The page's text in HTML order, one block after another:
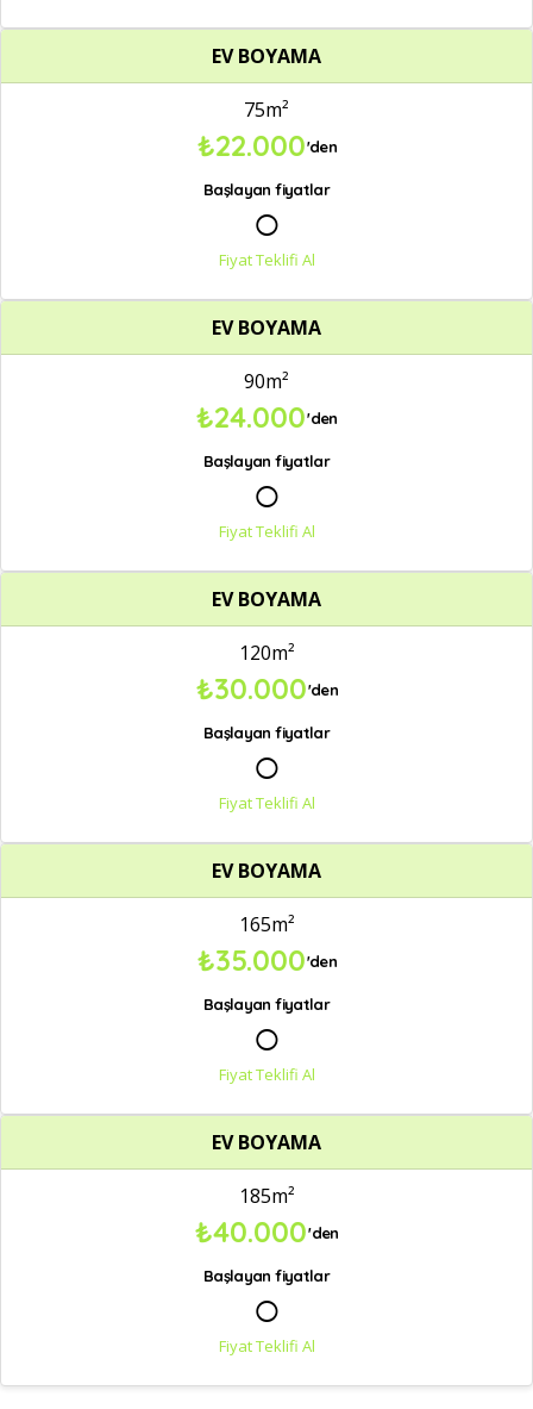
EV BOYAMA
75m²
₺22.000'den
Başlayan fiyatlar
○
Fiyat Teklifi Al
EV BOYAMA
90m²
₺24.000'den
Başlayan fiyatlar
○
Fiyat Teklifi Al
EV BOYAMA
120m²
₺30.000'den
Başlayan fiyatlar
○
Fiyat Teklifi Al
EV BOYAMA
165m²
₺35.000'den
Başlayan fiyatlar
○
Fiyat Teklifi Al
EV BOYAMA
185m²
₺40.000'den
Başlayan fiyatlar
○
Fiyat Teklifi Al